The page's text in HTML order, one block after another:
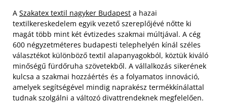
A Szakatex textil nagyker Budapest a hazai
textilkereskedelem egyik vezető szereplőjévé nőtte ki
magát több mint két évtizedes szakmai múltjával. A cég
600 négyzetméteres budapesti telephelyén kínál széles
választékot különböző textil alapanyagokból, köztük kiváló
minőségű fürdőruha szövetekből. A vállalkozás sikerének
kulcsa a szakmai hozzáértés és a folyamatos innováció,
amelyek segítségével mindig naprakész termékkínálattal
tudnak szolgálni a változó divattrendeknek megfelelően.